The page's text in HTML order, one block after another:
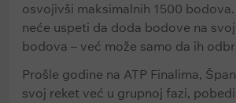
osvojivši maksimalnih 1500
neće uspeti da doda bodove na
bodova – već može samo da ih
Prošle godine na ATP Finalima,
svoj reket već u grupnoj fazi,